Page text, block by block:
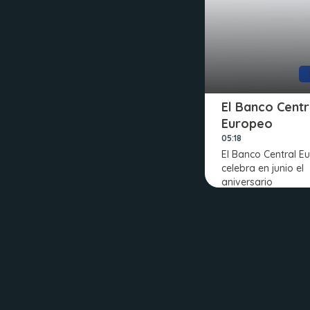
El Banco
Europeo
05:18
El Banco Central
celebra en junio el
aniversario